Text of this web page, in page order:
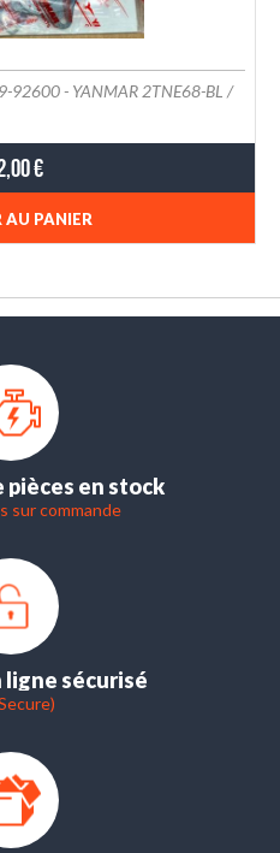
92600 - YANMAR 2TNE68-BL /
€
PANIER
pièces en stock
sur commande
ligne sécurisé